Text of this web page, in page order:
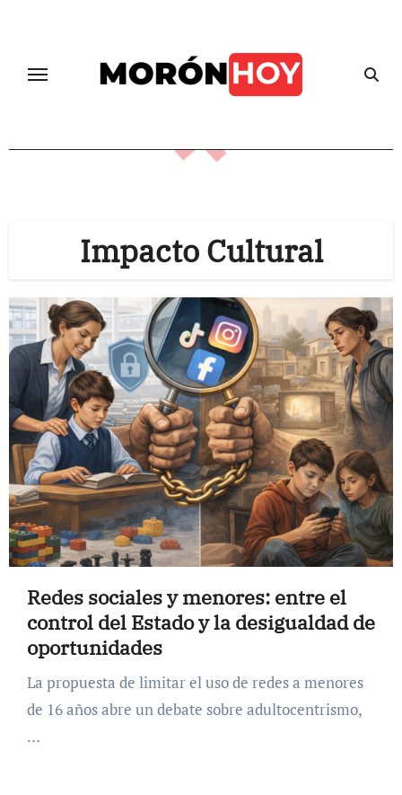
Impacto Cultural
Redes sociales y menores: entre el
control del Estado y la desigualdad de
oportunidades
La propuesta de limitar el uso de redes a menores
de 16 años abre un debate sobre adultocentrismo,
…